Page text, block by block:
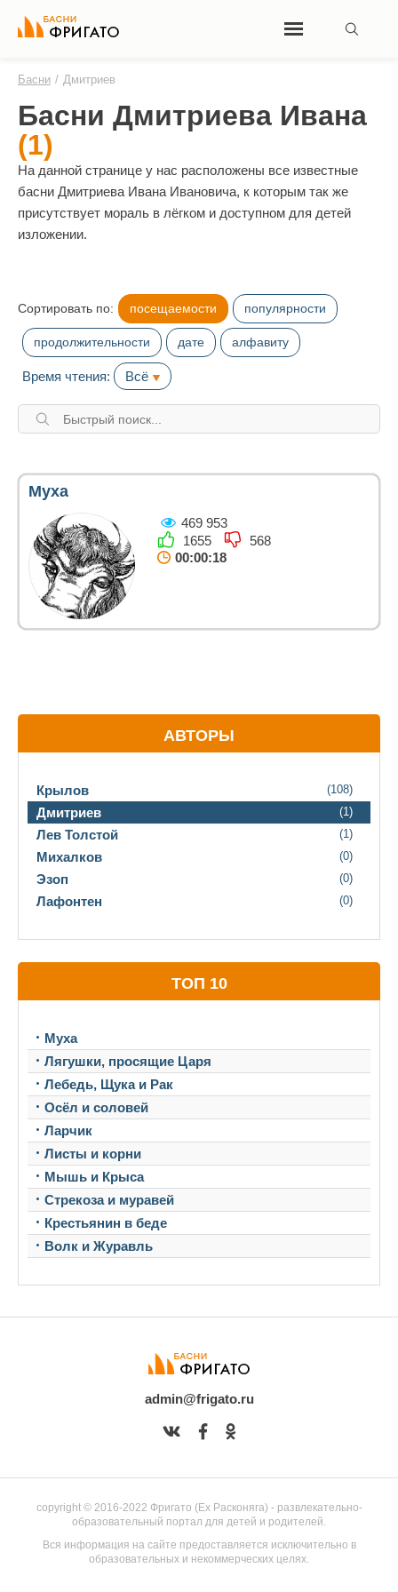
Басни / Дмитриев
Басни Дмитриева Ивана
(1)
На данной странице у нас расположены все известные
басни Дмитриева Ивана Ивановича, к которым так же
присутствует мораль в лёгком и доступном для детей
изложении.
Сортировать по: посещаемости популярности
продолжительности дате алфавиту
Время чтения: Всё
Муха
469 953
1655
568
00:00:18
АВТОРЫ
Крылов (108)
Дмитриев (1)
Лев Толстой (1)
Михалков (0)
Эзоп (0)
Лафонтен (0)
ТОП 10
Муха
Лягушки, просящие Царя
Лебедь, Щука и Рак
Осёл и соловей
Ларчик
Листы и корни
Мышь и Крыса
Стрекоза и муравей
Крестьянин в беде
Волк и Журавль
admin@frigato.ru
copyright © 2016-2022 Фригато (Ex Расконяга) - развлекательно-
образовательный портал для детей и родителей.
Вся информация на сайте предоставляется исключительно в
образовательных и некоммерческих целях.